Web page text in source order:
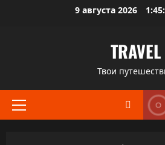
9 августа 2026
TRAVEL
Твои
Основное